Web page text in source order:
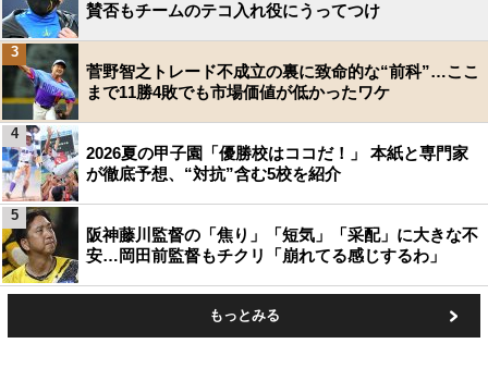
賛否もチームのテコ入れ役にうってつけ
菅野智之トレード不成立の裏に致命的な“前科”…ここ
まで11勝4敗でも市場価値が低かったワケ
3
2026夏の甲子園「優勝校はココだ！」 本紙と専門家
が徹底予想、“対抗”含む5校を紹介
4
阪神藤川監督の「焦り」「短気」「采配」に大きな不
安…岡田前監督もチクリ「崩れてる感じするわ」
5
もっとみる